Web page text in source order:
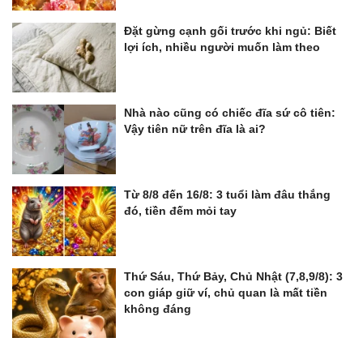
Đặt gừng cạnh gối trước khi ngủ: Biết
lợi ích, nhiều người muốn làm theo
Nhà nào cũng có chiếc đĩa sứ cô tiên:
Vậy tiên nữ trên đĩa là ai?
Từ 8/8 đến 16/8: 3 tuổi làm đâu thắng
đó, tiền đếm mỏi tay
Thứ Sáu, Thứ Bảy, Chủ Nhật (7,8,9/8): 3
con giáp giữ ví, chủ quan là mất tiền
không đáng